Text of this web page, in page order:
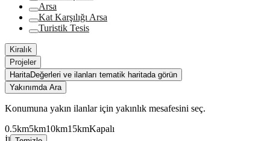
Arsa
Kat Karşılığı Arsa
Turistik Tesis
Kiralık
Projeler
HaritaDeğerleri ve ilanları tematik haritada görün
Yakınımda Ara
Konumuna yakın ilanlar için yakınlık mesafesini seç.
0.5km5km10km15kmKapalı